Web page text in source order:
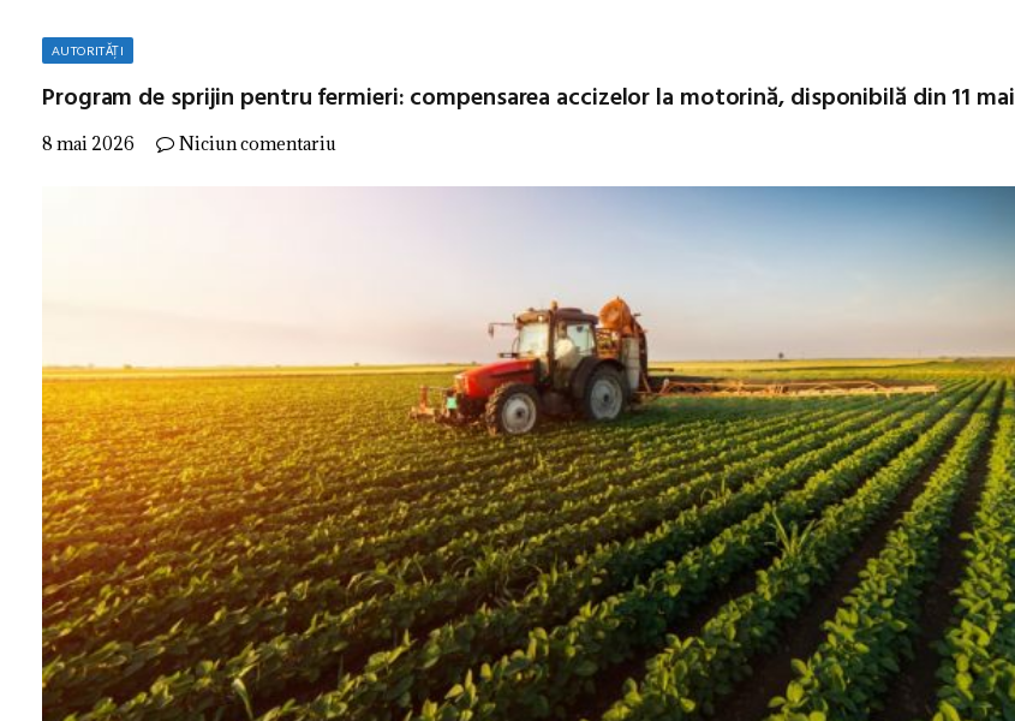
AUTORITĂȚI
Program de sprijin pentru fermieri: compensarea accizelor la motorină, disponibilă din 11 mai
8 mai 2026 Niciun comentariu